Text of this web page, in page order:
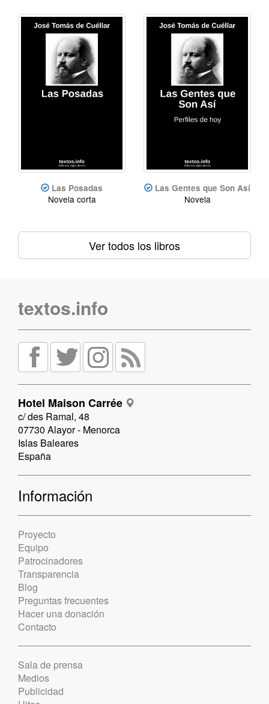
Las Posadas
Novela corta
Las Gentes que Son Así
Novela
Ver todos los libros
textos.info
Hotel Maison Carrée
c/ des Ramal, 48
07730 Alayor - Menorca
Islas Baleares
España
Información
Proyecto
Equipo
Patrocinadores
Transparencia
Blog
Preguntas frecuentes
Hacer una donación
Contacto
Sala de prensa
Medios
Publicidad